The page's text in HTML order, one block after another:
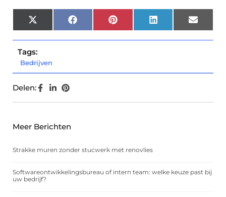
X
(Twitter)
Facebook Pinterest LinkedIn Email
Tags:
Bedrijven
Delen:
Meer Berichten
Strakke muren zonder stucwerk met renovlies
Softwareontwikkelingsbureau of intern team: welke keuze past bij
uw bedrijf?